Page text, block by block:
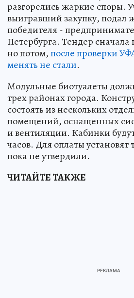
разгорелись жаркие споры.
выигравший закупку, подал
победителя -
Петербурга. Тендер
но потом,после проверки
менять не стали.
Модульные биотуалеты
трех районах города.
состоять из нескольких
помещений, оснащенных
и вентиляции. Кабинки
часов. Для оплаты
пока не утвердили.
ЧИТАЙТЕ ТАКЖЕ